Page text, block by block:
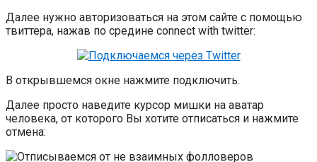
Далее нужно авторизоваться на этом сайте с помощью
твиттера, нажав по средине connect with twitter:
В открывшемся окне нажмите подключить.
Далее просто наведите курсор мишки на аватар
человека, от которого Вы хотите отписаться и нажмите
отмена: